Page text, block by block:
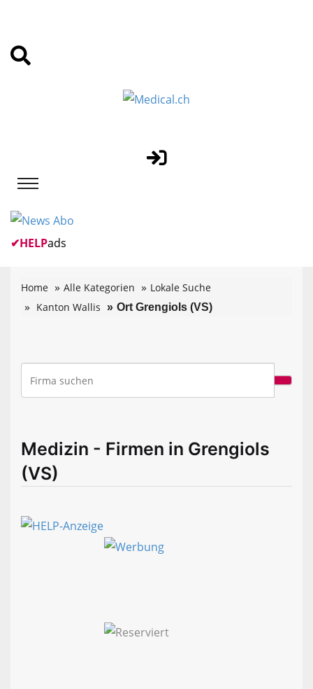
✔HELPads
Home Alle Kategorien
Lokale Suche
Kanton Wallis
Ort Grengiols (VS)
Medizin - Firmen in Grengiols
(VS)